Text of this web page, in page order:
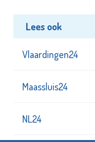
Lees ook
Vlaardingen24
Maassluis24
NL24